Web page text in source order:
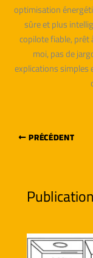
optimisation
sûre et plus
copilote fiable, prêt
moi, pas de
explications simples
PRÉCÉDENT